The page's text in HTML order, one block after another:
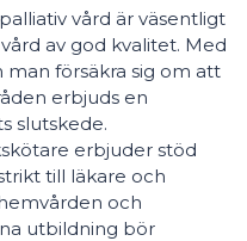
vård är väsentligt
av god kvalitet. Med
försäkra sig om att
erbjuds en
slutskede.
erbjuder stöd
till läkare och
och
utbildning bör